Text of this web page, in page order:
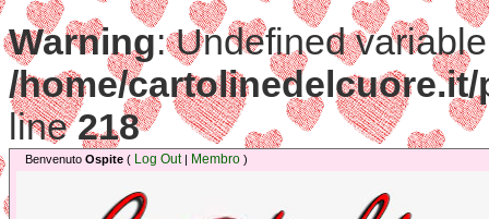
Warning: Undefined
/home/
line218
Benvenuto Ospite ( Log Out| Membro )